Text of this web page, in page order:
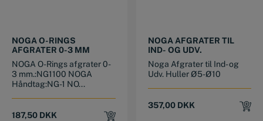
NOGA O-RINGS
AFGRATER 0-3 MM
NOGA O-Rings afgrater 0-
3 mm.:NG1100 NOGA
Håndtag:NG-1 NO...
187,50 DKK
NOGA AFGRATER TIL
IND- OG UDV.
Noga Afgrater til Ind- og
Udv. Huller Ø5-Ø10
357,00 DKK